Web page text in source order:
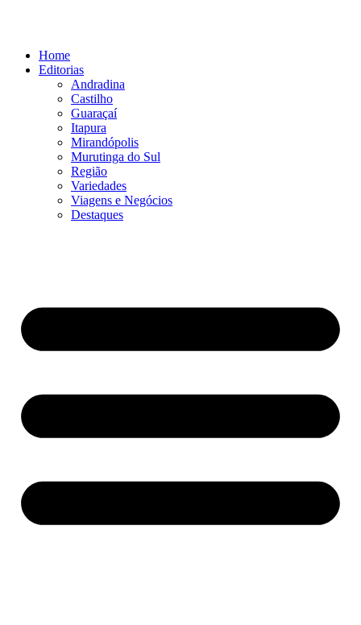
conteúdoHome
Editorias
Andradina
Castilho
Guaraçaí
Itapura
Mirandópolis
Murutinga do Sul
Região
Variedades
Viagens e Negócios
Destaques